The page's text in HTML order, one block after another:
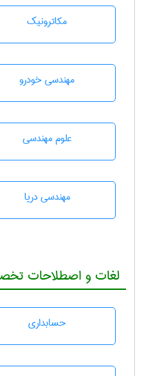
مکاترونیک
مهندسی خودرو
علوم مهندسی
مهندسی دریا
لغات و اصطلاحات
حسابداری